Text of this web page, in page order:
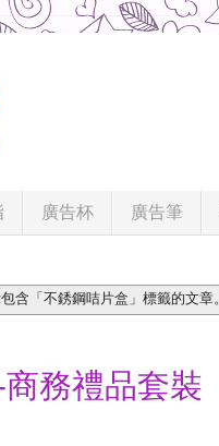
廣告杯 廣告筆
含「不銹鋼咭片盒」標籤的文章。
務禮品套裝